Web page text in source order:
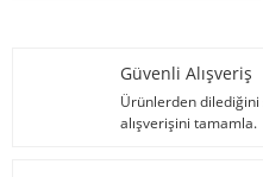
Güvenli Alışveriş
Ürünlerden dilediğini
alışverişini tamamla.